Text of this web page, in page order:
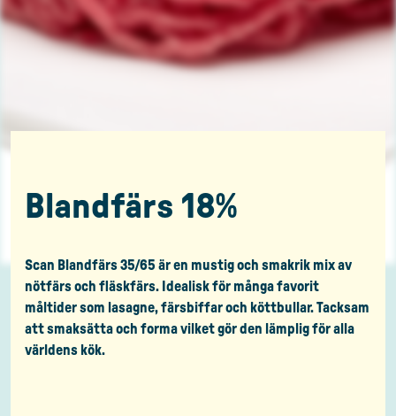
Blandfärs 18%
Scan Blandfärs 35/65 är en mustig och smakrik mix av
nötfärs och fläskfärs. Idealisk för många favorit
måltider som lasagne, färsbiffar och köttbullar. Tacksam
att smaksätta och forma vilket gör den lämplig för alla
världens kök.